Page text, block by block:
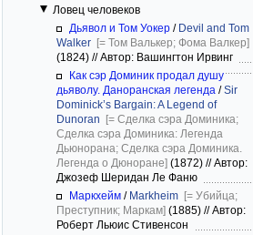
Ловец человеков
Дьявол и Том Уокер / Devil and Tom
Walker [= Том Валькер; Фома Валкер]
(1824) //Автор: Вашингтон Ирвинг
Как сэр Доминик продал душу
дьяволу. Даноранская легенда /Sir
Dominick’s Bargain: A Legend of
Dunoran [= Сделка сэра Доминика;
Сделка сэра Доминика: Легенда
Дьюнорана; Сделка сэра Доминика.
Легенда о Дюноране] (1872) //Автор:
Джозеф Шеридан Ле Фаню
Маркхейм / Markheim [= Убийца;
Преступник; Маркам] (1885) //Автор:
Роберт Льюис Стивенсон